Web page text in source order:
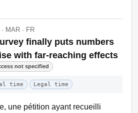
MAR · FR
finally puts numbers
with far-reaching effects
not specified
time Legal time
une pétition ayant recueilli